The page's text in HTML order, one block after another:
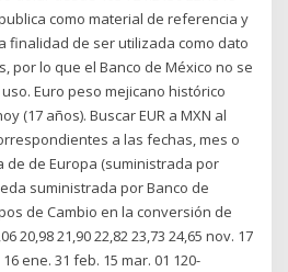
como material de referencia y
finalidad de ser utilizada como dato
por lo que el Banco de México no se
Euro peso mejicano histórico
(17 años). Buscar EUR a MXN al
a las fechas, mes o
de de Europa (suministrada por
suministrada por Banco de
de Cambio en la conversión de
20,98 21,90 22,82 23,73 24,65 nov. 17
ene. 31 feb. 15 mar. 01 120-